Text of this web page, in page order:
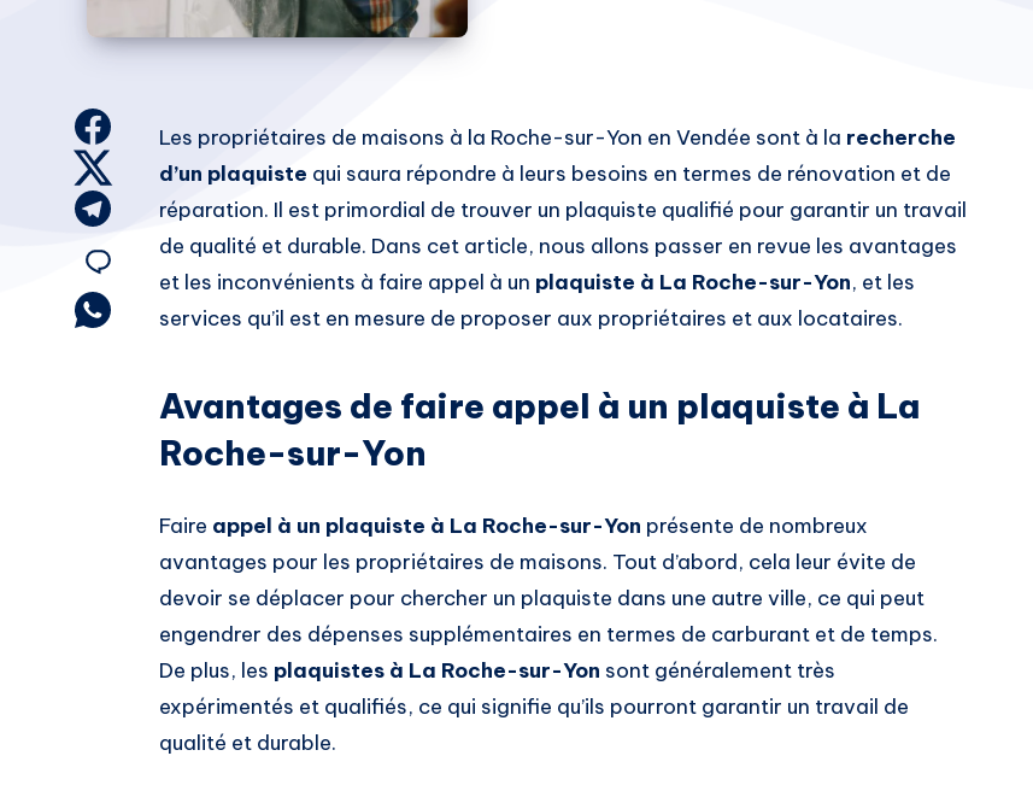
Share
Facebook
Share
Twitter
Share
Telegram
Share
Les propriétaires de maisons à la Roche-sur-Yon en Vendée sont à la recherche
d’un plaquiste qui saura répondre à leurs besoins en termes de rénovation et de
réparation. Il est primordial de trouver un plaquiste qualifié pour garantir un travail
de qualité et durable. Dans cet article, nous allons passer en revue les avantages
et les inconvénients à faire appel à un plaquiste à La Roche-sur-Yon, et les
services qu’il est en mesure de proposer aux propriétaires et aux locataires.
Avantages de faire appel à un plaquiste à La
Roche-sur-Yon
Faire appel à un plaquiste à La Roche-sur-Yon présente de nombreux
avantages pour les propriétaires de maisons. Tout d’abord, cela leur évite de
devoir se déplacer pour chercher un plaquiste dans une autre ville, ce qui peut
engendrer des dépenses supplémentaires en termes de carburant et de temps.
De plus, les plaquistes à La Roche-sur-Yon sont généralement très
expérimentés et qualifiés, ce qui signifie qu’ils pourront garantir un travail de
qualité et durable.